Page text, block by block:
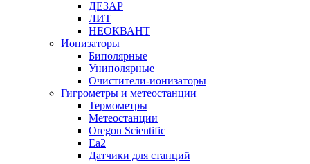
ДЕЗАР
ЛИТ
НЕОКВАНТ
Ионизаторы
Биполярные
Униполярные
Очистители-ионизаторы
Гигрометры и метеостанции
Термометры
Метеостанции
Oregon Scientific
Ea2
Датчики для станций